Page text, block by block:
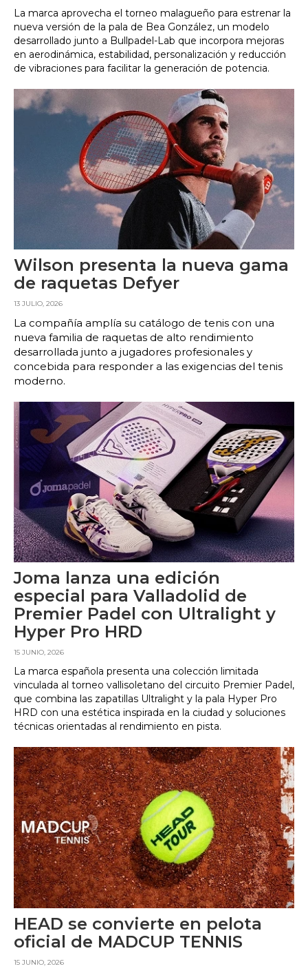
La marca aprovecha el torneo malagueño para estrenar la
nueva versión de la pala de Bea González, un modelo
desarrollado junto a Bullpadel-Lab que incorpora mejoras
en aerodinámica, estabilidad, personalización y reducción
de vibraciones para facilitar la generación de potencia.
Wilson presenta la nueva gama
de raquetas Defyer
13 JULIO, 2026
La compañía amplía su catálogo de tenis con una
nueva familia de raquetas de alto rendimiento
desarrollada junto a jugadores profesionales y
concebida para responder a las exigencias del tenis
moderno.
Joma lanza una edición
especial para Valladolid de
Premier Padel con Ultralight y
Hyper Pro HRD
15 JUNIO, 2026
La marca española presenta una colección limitada
vinculada al torneo vallisoletano del circuito Premier Padel,
que combina las zapatillas Ultralight y la pala Hyper Pro
HRD con una estética inspirada en la ciudad y soluciones
técnicas orientadas al rendimiento en pista.
HEAD se convierte en pelota
oficial de MADCUP TENNIS
15 JUNIO, 2026